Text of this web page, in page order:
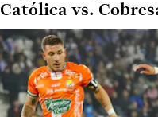
Católica vs.